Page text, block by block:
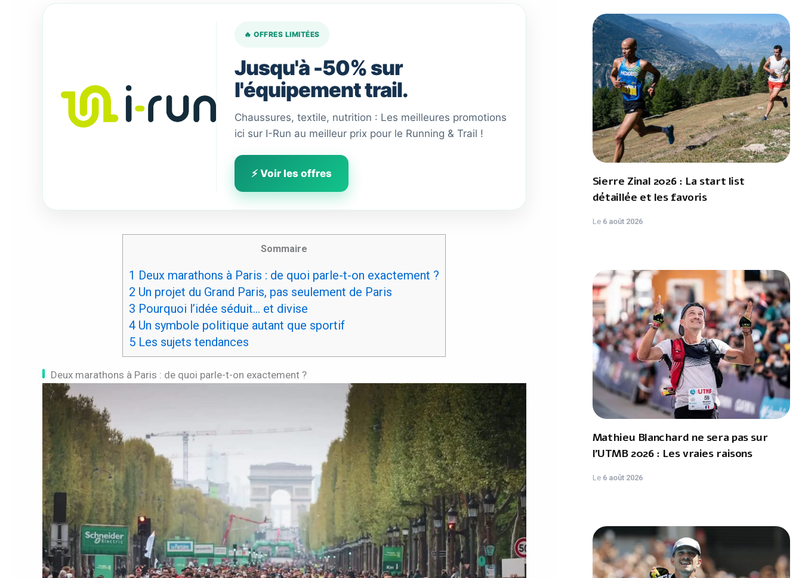
🔥 OFFRES LIMITÉES
Jusqu'à -50% sur
l'équipement trail.
Chaussures, textile, nutrition : Les meilleures promotions
ici sur I-Run au meilleur prix pour le Running & Trail !
⚡ Voir les offres
Sommaire
1 Deux marathons à Paris : de quoi parle-t-on exactement ?
2 Un projet du Grand Paris, pas seulement de Paris
3 Pourquoi l’idée séduit… et divise
4 Un symbole politique autant que sportif
5 Les sujets tendances
Deux marathons à Paris : de quoi parle-t-on exactement ?
Sierre Zinal 2026 : La start list
détaillée et les favoris
Le 6 août 2026
Mathieu Blanchard ne sera pas sur
l'UTMB 2026 : Les vraies raisons
Le 6 août 2026